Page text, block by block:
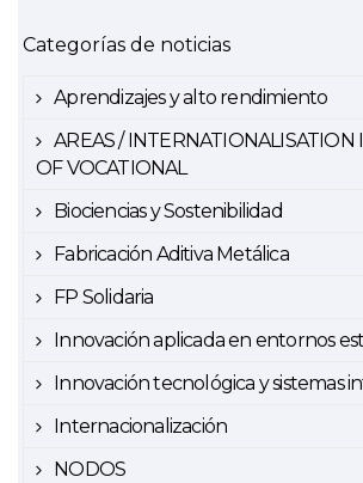
Categorías de noticias
Aprendizajes y alto rendimiento
AREAS / INTERNATIONALISATION
OF VOCATIONAL
Biociencias y Sostenibilidad
Fabricación Aditiva Metálica
FP Solidaria
Innovación aplicada en entornos
Innovación tecnológica y sistemas
Internacionalización
NODOS